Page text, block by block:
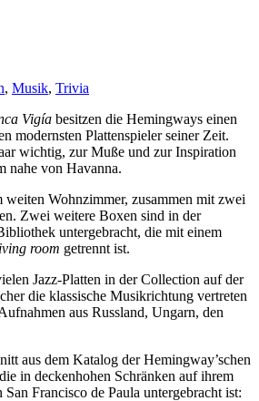
, Musik, Trivia
Vigía besitzen die Hemingways einen
modernsten Plattenspieler seiner Zeit.
wichtig, zur Muße und zur Inspiration
nahe von Havanna.
weiten Wohnzimmer, zusammen mit zwei
Zwei weitere Boxen sind in der
untergebracht, die mit einem
room getrennt ist.
Jazz-Platten in der Collection auf der
die klassische Musikrichtung vertreten
aus Russland, Ungarn, den
aus dem Katalog der Hemingway’schen
in deckenhohen Schränken auf ihrem
Francisco de Paula untergebracht ist: